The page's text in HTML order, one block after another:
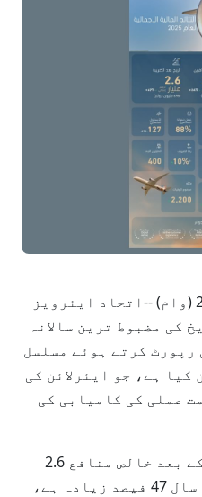
ابوظہبی، 24 فروری، 2026 (وام) --اتحاد ایئرویز
کی مضبوط ترین سالانہ
رپورٹ کرتے ہوئے مسلسل
کیا ہے، جو ایئرلائن کی
عملی کی کامیابی کی
ایئرلائن کے مطابق ٹیکس کے بعد خالص منافع 2.6
ارب درہم رہا، جو سال بہ سال 47 فیصد زیادہ ہے،